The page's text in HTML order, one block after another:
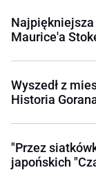
Maurice'a
Wyszedł z
Historia
"Przez
japońskich